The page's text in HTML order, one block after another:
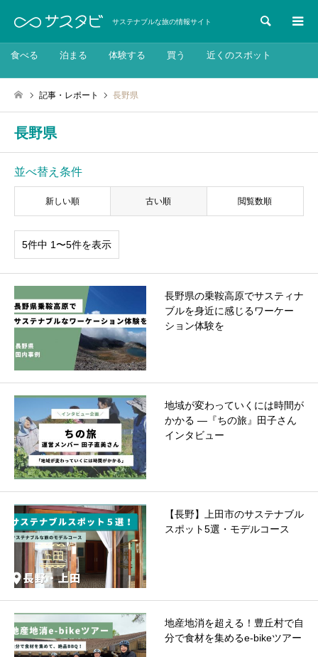
サステナブルな旅の情報サイト 検索
食べる 泊まる 体験する 買う 近くのスポット
記事・レポート 長野県
長野県
並べ替え条件
新しい順 古い順 閲覧数順
5件中 1〜5件を表示
長野県の乗鞍高原でサスティナ
ブルを身近に感じるワーケー
ション体験を
地域が変わっていくには時間が
かかる ―『ちの旅』田子さん
インタビュー
【長野】上田市のサステナブル
スポット5選・モデルコース
地産地消を超える！豊丘村で自
分で食材を集めるe-bikeツアー